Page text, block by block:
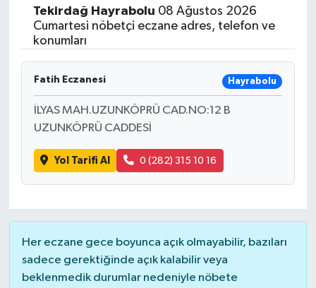
Tekirdağ Hayrabolu 08 Ağustos 2026
Cumartesi nöbetçi eczane adres, telefon ve
konumları
Fatih Eczanesi Hayrabolu
İLYAS MAH.UZUNKÖPRÜ CAD.NO:12 B
UZUNKÖPRÜ CADDESİ
Yol Tarifi Al 0 (282) 315 10 16
Her eczane gece boyunca açık olmayabilir, bazıları
sadece gerektiğinde açık kalabilir veya
beklenmedik durumlar nedeniyle nöbete